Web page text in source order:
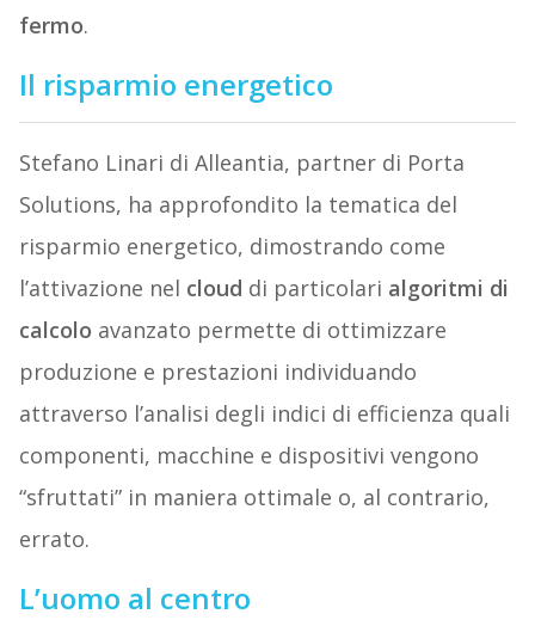
fermo.
Il risparmio energetico
Stefano Linari di Alleantia, partner di Porta
Solutions, ha approfondito la tematica del
risparmio energetico, dimostrando come
l’attivazione nel cloud di particolari algoritmi di
calcolo avanzato permette di ottimizzare
produzione e prestazioni individuando
attraverso l’analisi degli indici di efficienza quali
componenti, macchine e dispositivi vengono
“sfruttati” in maniera ottimale o, al contrario,
errato.
L’uomo al centro